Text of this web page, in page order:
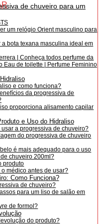
de chuveiro para um
um relógio Orient masculino para
a bota texana masculina ideal em
| Conheça todos perfume da
Eau de toilette | Perfume Feminino
e como funciona?
da progressiva de
proporciona alisamento capilar
e Uso do Hidraliso
usar a progressiva de chuveiro?
do progressiva de chuveiro
é mais adequado para o uso
chuveiro 200ml?
produto
o médico antes de usar?
Como Funciona?
de chuveiro?
para um liso de salão em
de formol?
do produto?